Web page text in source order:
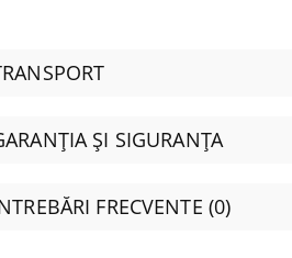
ȘI SIGURANȚA
FRECVENTE (0)